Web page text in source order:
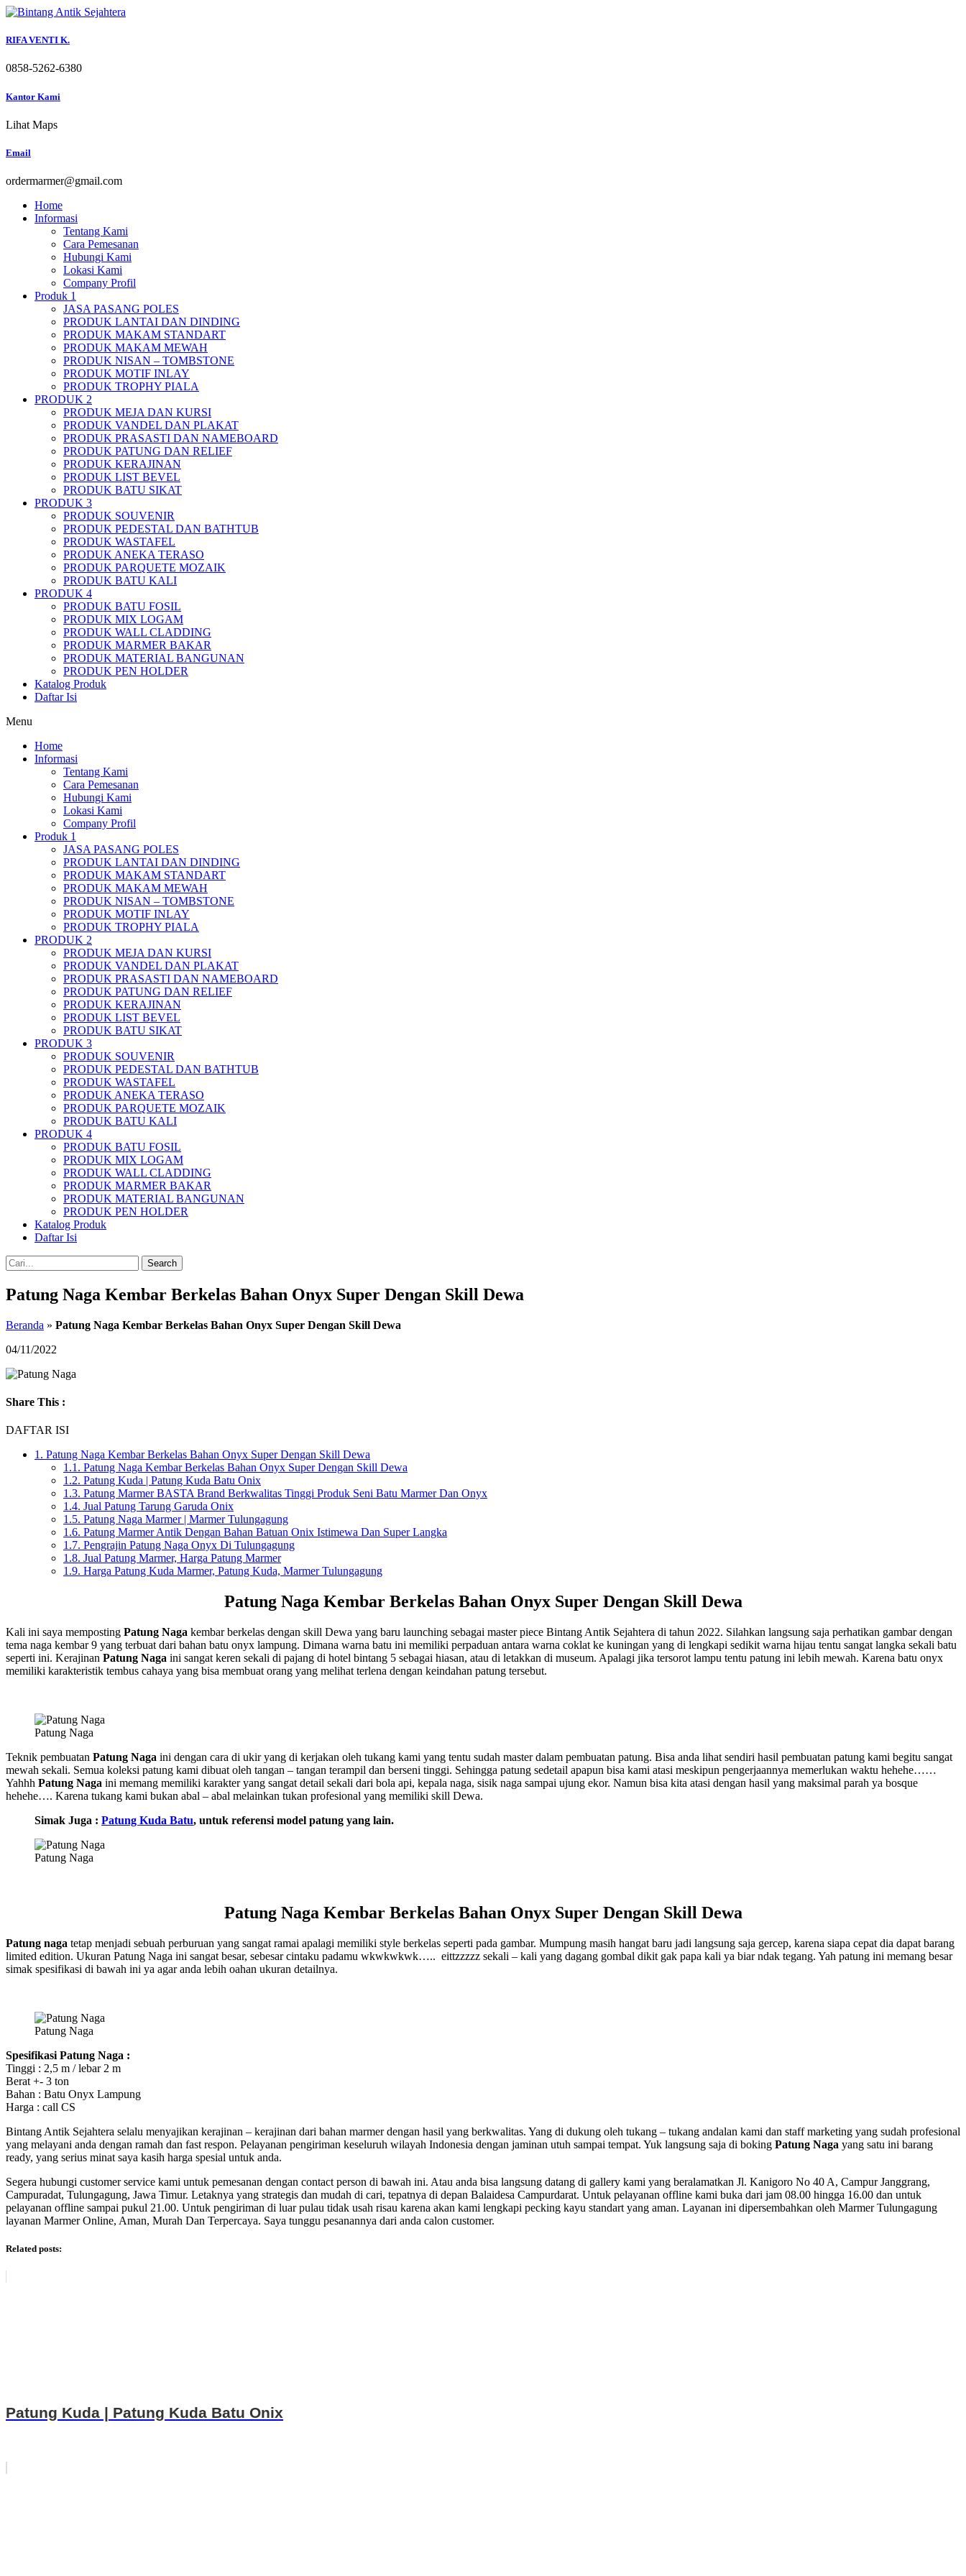
Skip
content
RIFA VENTI K.
0858-5262-6380
Kantor Kami
Lihat Maps
Email
ordermarmer@gmail.com
Home
Informasi
Tentang Kami
Cara Pemesanan
Hubungi Kami
Lokasi Kami
Company Profil
Produk 1
JASA PASANG POLES
PRODUK LANTAI DAN DINDING
PRODUK MAKAM STANDART
PRODUK MAKAM MEWAH
PRODUK NISAN – TOMBSTONE
PRODUK MOTIF INLAY
PRODUK TROPHY PIALA
PRODUK 2
PRODUK MEJA DAN KURSI
PRODUK VANDEL DAN PLAKAT
PRODUK PRASASTI DAN NAMEBOARD
PRODUK PATUNG DAN RELIEF
PRODUK KERAJINAN
PRODUK LIST BEVEL
PRODUK BATU SIKAT
PRODUK 3
PRODUK SOUVENIR
PRODUK PEDESTAL DAN BATHTUB
PRODUK WASTAFEL
PRODUK ANEKA TERASO
PRODUK PARQUETE MOZAIK
PRODUK BATU KALI
PRODUK 4
PRODUK BATU FOSIL
PRODUK MIX LOGAM
PRODUK WALL CLADDING
PRODUK MARMER BAKAR
PRODUK MATERIAL BANGUNAN
PRODUK PEN HOLDER
Katalog Produk
Daftar Isi
Menu
Home
Informasi
Tentang Kami
Cara Pemesanan
Hubungi Kami
Lokasi Kami
Company Profil
Produk 1
JASA PASANG POLES
PRODUK LANTAI DAN DINDING
PRODUK MAKAM STANDART
PRODUK MAKAM MEWAH
PRODUK NISAN – TOMBSTONE
PRODUK MOTIF INLAY
PRODUK TROPHY PIALA
PRODUK 2
PRODUK MEJA DAN KURSI
PRODUK VANDEL DAN PLAKAT
PRODUK PRASASTI DAN NAMEBOARD
PRODUK PATUNG DAN RELIEF
PRODUK KERAJINAN
PRODUK LIST BEVEL
PRODUK BATU SIKAT
PRODUK 3
PRODUK SOUVENIR
PRODUK PEDESTAL DAN BATHTUB
PRODUK WASTAFEL
PRODUK ANEKA TERASO
PRODUK PARQUETE MOZAIK
PRODUK BATU KALI
PRODUK 4
PRODUK BATU FOSIL
PRODUK MIX LOGAM
PRODUK WALL CLADDING
PRODUK MARMER BAKAR
PRODUK MATERIAL BANGUNAN
PRODUK PEN HOLDER
Katalog Produk
Daftar Isi
Search
Patung Naga Kembar Berkelas Bahan Onyx Super Dengan Skill Dewa
Beranda » Patung Naga Kembar Berkelas Bahan Onyx Super Dengan Skill Dewa
04/11/2022
Share This :
DAFTAR ISI
1. Patung Naga Kembar Berkelas Bahan Onyx Super Dengan Skill Dewa
1.1. Patung Naga Kembar Berkelas Bahan Onyx Super Dengan Skill Dewa
1.2. Patung Kuda | Patung Kuda Batu Onix
1.3. Patung Marmer BASTA Brand Berkwalitas Tinggi Produk Seni Batu Marmer Dan Onyx
1.4. Jual Patung Tarung Garuda Onix
1.5. Patung Naga Marmer | Marmer Tulungagung
1.6. Patung Marmer Antik Dengan Bahan Batuan Onix Istimewa Dan Super Langka
1.7. Pengrajin Patung Naga Onyx Di Tulungagung
1.8. Jual Patung Marmer, Harga Patung Marmer
1.9. Harga Patung Kuda Marmer, Patung Kuda, Marmer Tulungagung
Patung Naga Kembar Berkelas Bahan Onyx Super Dengan Skill Dewa
Kali ini saya memposting Patung Naga kembar berkelas dengan skill Dewa yang baru launching sebagai master piece Bintang Antik Sejahtera di tahun 2022. Silahkan langsung saja perhatikan gambar dengan
tema naga kembar 9 yang terbuat dari bahan batu onyx lampung. Dimana warna batu ini memiliki perpaduan antara warna coklat ke kuningan yang di lengkapi sedikit warna hijau tentu sangat langka sekali batu
seperti ini. Kerajinan Patung Naga ini sangat keren sekali di pajang di hotel bintang 5 sebagai hiasan, atau di letakkan di museum. Apalagi jika tersorot lampu tentu patung ini lebih mewah. Karena batu onyx
memiliki karakteristik tembus cahaya yang bisa membuat orang yang melihat terlena dengan keindahan patung tersebut.
Patung Naga
Teknik pembuatan Patung Naga ini dengan cara di ukir yang di kerjakan oleh tukang kami yang tentu sudah master dalam pembuatan patung. Bisa anda lihat sendiri hasil pembuatan patung kami begitu sangat
mewah sekali. Semua koleksi patung kami dibuat oleh tangan – tangan terampil dan berseni tinggi. Sehingga patung sedetail apapun bisa kami atasi meskipun pengerjaannya memerlukan waktu hehehe……
Yahhh Patung Naga ini memang memiliki karakter yang sangat detail sekali dari bola api, kepala naga, sisik naga sampai ujung ekor. Namun bisa kita atasi dengan hasil yang maksimal parah ya bosque
hehehe…. Karena tukang kami bukan abal – abal melainkan tukan profesional yang memiliki skill Dewa.
Simak Juga : Patung Kuda Batu, untuk referensi model patung yang lain.
Patung Naga
Patung Naga Kembar Berkelas Bahan Onyx Super Dengan Skill Dewa
Patung naga tetap menjadi sebuah perburuan yang sangat ramai apalagi memiliki style berkelas seperti pada gambar. Mumpung masih hangat baru jadi langsung saja gercep, karena siapa cepat dia dapat barang
limited edition. Ukuran Patung Naga ini sangat besar, sebesar cintaku padamu wkwkwkwk….. eittzzzzz sekali – kali yang dagang gombal dikit gak papa kali ya biar ndak tegang. Yah patung ini memang besar
simak spesifikasi di bawah ini ya agar anda lebih oahan ukuran detailnya.
Patung Naga
Spesifikasi Patung Naga :
Tinggi : 2,5 m / lebar 2 m
Berat +- 3 ton
Bahan : Batu Onyx Lampung
Harga : call CS
Bintang Antik Sejahtera selalu menyajikan kerajinan – kerajinan dari bahan marmer dengan hasil yang berkwalitas. Yang di dukung oleh tukang – tukang andalan kami dan staff marketing yang sudah profesional
yang melayani anda dengan ramah dan fast respon. Pelayanan pengiriman keseluruh wilayah Indonesia dengan jaminan utuh sampai tempat. Yuk langsung saja di boking Patung Naga yang satu ini barang
ready, yang serius minat saya kasih harga spesial untuk anda.
Segera hubungi customer service kami untuk pemesanan dengan contact person di bawah ini. Atau anda bisa langsung datang di gallery kami yang beralamatkan Jl. Kanigoro No 40 A, Campur Janggrang,
Campuradat, Tulungagung, Jawa Timur. Letaknya yang strategis dan mudah di cari, tepatnya di depan Balaidesa Campurdarat. Untuk pelayanan offline kami buka dari jam 08.00 hingga 16.00 dan untuk
pelayanan offline sampai pukul 21.00. Untuk pengiriman di luar pulau tidak usah risau karena akan kami lengkapi pecking kayu standart yang aman. Layanan ini dipersembahkan oleh Marmer Tulungagung
layanan Marmer Online, Aman, Murah Dan Terpercaya. Saya tunggu pesanannya dari anda calon customer.
Related posts:
Patung Kuda | Patung Kuda Batu Onix